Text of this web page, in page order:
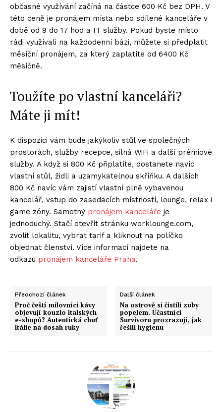
občasné využívání začíná na částce 600 Kč bez DPH. V
této ceně je pronájem místa nebo sdílené kanceláře v
době od 9 do 17 hod a IT služby. Pokud byste místo
rádi využívali na každodenní bázi, můžete si předplatit
měsíční pronájem, za který zaplatíte od 6400 Kč
měsíčně.
Toužíte po vlastní kanceláři?
Máte ji mít!
K dispozici vám bude jakýkoliv stůl ve společných
prostorách, služby recepce, silná WiFi a další prémiové
služby. A když si 800 Kč připlatíte, dostanete navíc
vlastní stůl, židli a uzamykatelnou skříňku. A dalších
800 Kč navíc vám zajistí vlastní plně vybavenou
kancelář, vstup do zasedacích místností, lounge, relax i
game zóny. Samotný pronájem kanceláře je
jednoduchý. Stačí otevřít stránku worklounge.com,
zvolit lokalitu, vybrat tarif a kliknout na políčko
objednat členství. Více informací najdete na
odkazu pronájem kanceláře Praha.
Předchozí článek
Proč čeští milovníci kávy
objevují kouzlo italských
e-shopů? Autentická chuť
Itálie na dosah ruky
Další článek
Na ostrově si čistili zuby
popelem. Účastníci
Survivoru prozrazují, jak
řešili hygienu